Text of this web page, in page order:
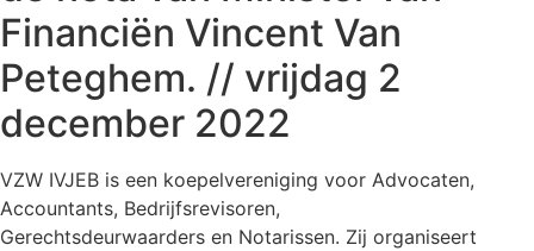
Financiën Vincent Van
Peteghem. // vrijdag 2
december 2022
VZW IVJEB is een koepelvereniging voor Advocaten,
Accountants, Bedrijfsrevisoren,
Gerechtsdeurwaarders en Notarissen. Zij organiseert